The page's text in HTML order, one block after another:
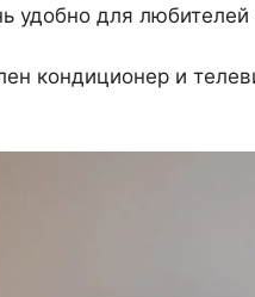
удобно для любителей
кондиционер и